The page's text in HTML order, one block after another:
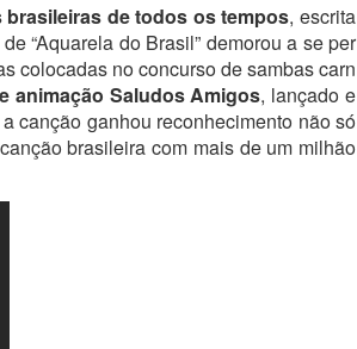
de todos os tempos, escrita
“Aquarela do Brasil” demorou a se per
colocadas no concurso de sambas carn
animação Saludos Amigos, lançado e
canção ganhou reconhecimento não só
brasileira com mais de um milhão